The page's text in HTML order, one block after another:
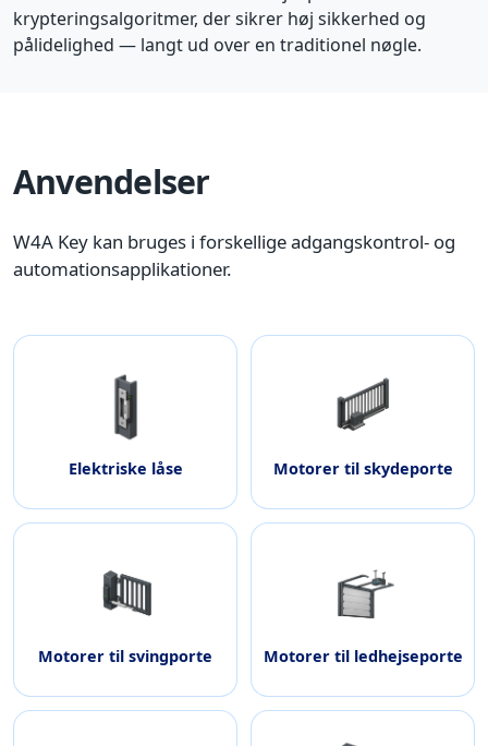
krypteringsalgoritmer, der sikrer høj sikkerhed og
pålidelighed — langt ud over en traditionel nøgle.
Anvendelser
W4A Key kan bruges i forskellige adgangskontrol- og
automationsapplikationer.
Elektriske låse Motorer til skydeporte
Motorer til svingporte Motorer til ledhejseporte